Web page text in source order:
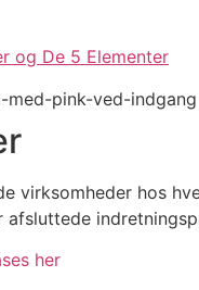
og De 5 Elementer
virksomheder hos
afsluttede
her